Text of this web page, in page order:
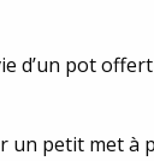
d’un pot
un petit met à